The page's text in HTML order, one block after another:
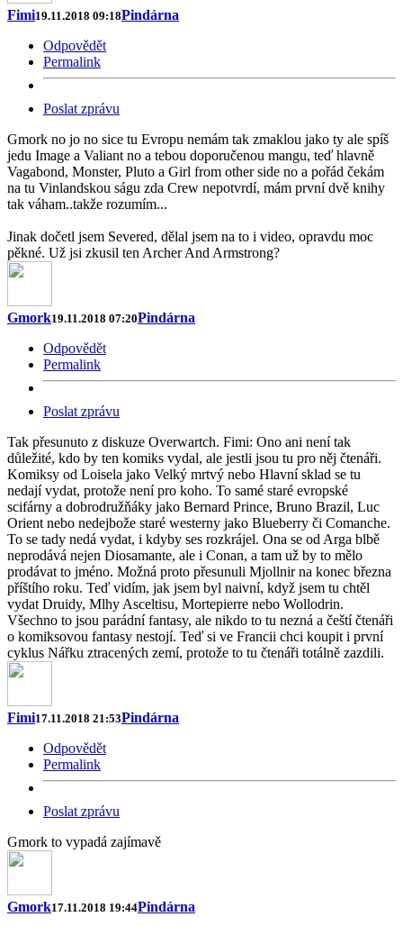
Fimi19.11.2018 09:18Pindárna
Odpovědět
Permalink
Poslat zprávu
Gmork no jo no sice tu Evropu nemám tak zmaklou jako ty ale spíš
jedu Image a Valiant no a tebou doporučenou mangu, teď hlavně
Vagabond, Monster, Pluto a Girl from other side no a pořád čekám
na tu Vinlandskou ságu zda Crew nepotvrdí, mám první dvě knihy
tak váham..takže rozumím...
Jinak dočetl jsem Severed, dělal jsem na to i video, opravdu moc
pěkné. Už jsi zkusil ten Archer And Armstrong?
Gmork19.11.2018 07:20Pindárna
Odpovědět
Permalink
Poslat zprávu
Tak přesunuto z diskuze Overwartch. Fimi: Ono ani není tak
důležité, kdo by ten komiks vydal, ale jestli jsou tu pro něj čtenáři.
Komiksy od Loisela jako Velký mrtvý nebo Hlavní sklad se tu
nedají vydat, protože není pro koho. To samé staré evropské
scifárny a dobrodružňáky jako Bernard Prince, Bruno Brazil, Luc
Orient nebo nedejbože staré westerny jako Blueberry či Comanche.
To se tady nedá vydat, i kdyby ses rozkrájel. Ona se od Arga blbě
neprodává nejen Diosamante, ale i Conan, a tam už by to mělo
prodávat to jméno. Možná proto přesunuli Mjollnir na konec března
příštího roku. Teď vidím, jak jsem byl naivní, když jsem tu chtěl
vydat Druidy, Mlhy Asceltisu, Mortepierre nebo Wollodrin.
Všechno to jsou parádní fantasy, ale nikdo to tu nezná a čeští čtenáři
o komiksovou fantasy nestojí. Teď si ve Francii chci koupit i první
cyklus Nářku ztracených zemí, protože to tu čtenáři totálně zazdili.
Fimi17.11.2018 21:53Pindárna
Odpovědět
Permalink
Poslat zprávu
Gmork to vypadá zajímavě
Gmork17.11.2018 19:44Pindárna